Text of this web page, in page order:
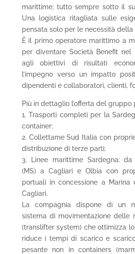
marittime; tutto sempre sotto il
Una logistica ritagliata sulle
pensata solo per le necessità della
È il primo operatore marittimo a
per diventare Società Benefit nel
agli obiettivi di risultati
l’impegno verso un impatto
dipendenti e collaboratori, clienti,
Più in dettaglio l’offerta del gruppo
1. Trasporti completi per la
container;
2. Collettame Sud Italia con
distribuzione di terze parti;
3. Linee marittime Sardegna:
(MS) a Cagliari e Olbia con
portuali in concessione a Marina
Cagliari.
La compagnia dispone di un
sistema di movimentazione delle
(translifter system) che ottimizza
riduce i tempi di scarico e
pesante non in containers